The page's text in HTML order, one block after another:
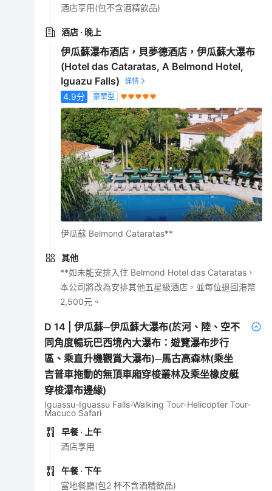
酒店享用(包不含酒精飲品)
酒店 · 晚上
伊瓜蘇瀑布酒店，貝夢德酒店，伊瓜蘇大瀑布
(Hotel das Cataratas, A Belmond Hotel,
Iguazu Falls)
4.9分 豪華型
伊瓜蘇 Belmond Cataratas**
其他
**如未能安排入住 Belmond Hotel das Cataratas，
本公司將改為安排其他五星級酒店，並每位退回港幣
2,500元。
D14 |伊瓜蘇─伊瓜蘇大瀑布(於河、陸、空不
同角度暢玩巴西境內大瀑布：遊覽瀑布步行
區、乘直升機觀賞大瀑布)─馬古高森林(乘坐
吉普車拖動的無頂車廂穿梭叢林及乘坐橡皮艇
穿梭瀑布邊緣)
Iguassu-Iguassu Falls-Walking Tour-Helicopter Tour-
Macuco Safari
早餐 · 上午
酒店享用
午餐 · 下午
當地餐廳(包2 杯不含酒精飲品)